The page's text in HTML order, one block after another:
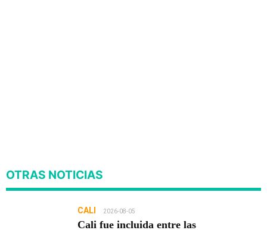
OTRAS NOTICIAS
CALI 2026-08-05
Cali fue incluida entre las